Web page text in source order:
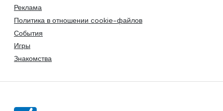
Реклама
Политика в отношении cookie-файлов
События
Игры
Знакомства